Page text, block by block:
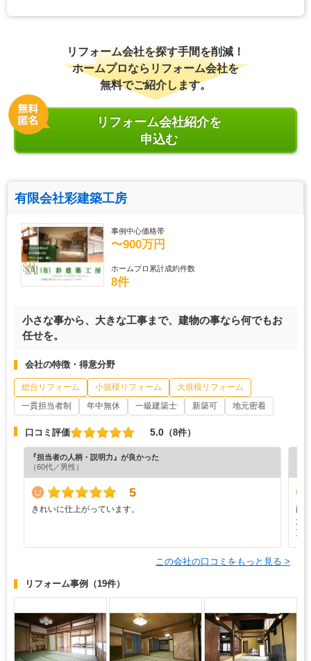
リフォーム会社を探す手間を削減！
ホームプロならリフォーム会社を
無料でご紹介します。
リフォーム会社紹介を
申込む
有限会社彩建築工房
事例中心価格帯
〜900万円
ホームプロ累計成約件数
8件
小さな事から、大きな工事まで、建物の事なら何でもお
任せを。
会社の特徴・得意分野
総合リフォーム 小規模リフォーム
大規模リフォーム
一貫担当者制
年中無休 一級建築士 新築可 地元密着
口コミ評価 5.0 （8件）
『担当者の人柄・説明力』が良かった
（60代／男性）
5
きれいに仕上がっています。
両
た
頂
この会社の口コミをもっと見る >
リフォーム事例 （19件）